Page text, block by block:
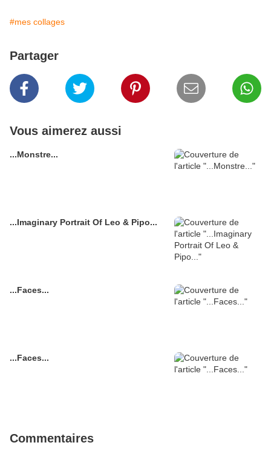
#mes collages
Partager
Vous aimerez aussi
...Monstre...
...Imaginary Portrait Of Leo & Pipo...
...Faces...
...Faces...
Commentaires